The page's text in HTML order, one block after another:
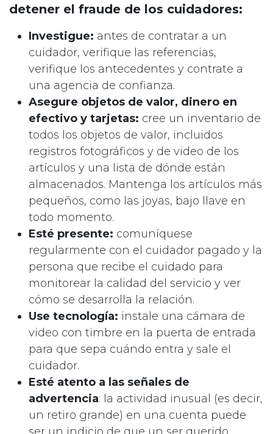
detener el fraude de los cuidadores:
Investigue: antes de contratar a un
cuidador, verifique las referencias,
verifique los antecedentes y contrate a
una agencia de confianza.
Asegure objetos de valor, dinero en
efectivo y tarjetas: cree un inventario de
todos los objetos de valor, incluidos
registros fotográficos y de video de los
artículos y una lista de dónde están
almacenados. Mantenga los artículos más
pequeños, como las joyas, bajo llave en
todo momento.
Esté presente: comuníquese
regularmente con el cuidador pagado y la
persona que recibe el cuidado para
monitorear la calidad del servicio y ver
cómo se desarrolla la relación.
Use tecnología: instale una cámara de
video con timbre en la puerta de entrada
para que sepa cuándo entra y sale el
cuidador.
Esté atento a las señales de
advertencia: la actividad inusual (es decir,
un retiro grande) en una cuenta puede
ser un indicio de que un ser querido